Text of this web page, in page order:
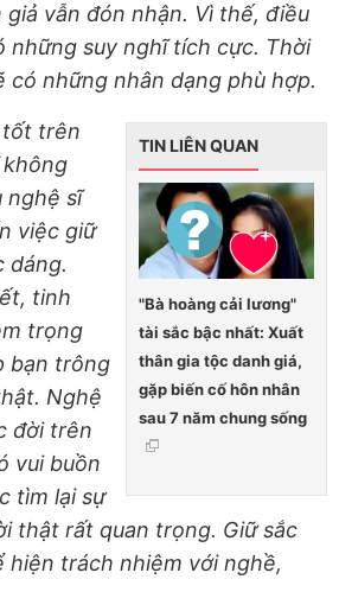
giả vẫn đón nhận. Vì thế, điều
những suy nghĩ tích cực. Thời
có những nhân dạng phù hợp.
TIN LIÊN QUAN
"Bà hoàng cải lương"
tài sắc bậc nhất: Xuất
thân gia tộc danh giá,
gặp biến cố hôn nhân
sau 7 năm chung sống
tốt trên
nghệ sĩ
việc giữ
dáng.
tinh
trọng
bạn trông
Nghệ
đời trên
vui buồn
tìm lại sự
thật rất quan trọng. Giữ sắc
hiện trách nhiệm với nghề,